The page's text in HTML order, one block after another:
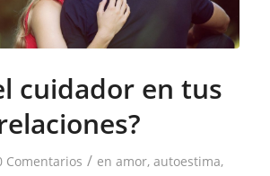
cuidador en tus
Comentarios / en amor, autoestima,